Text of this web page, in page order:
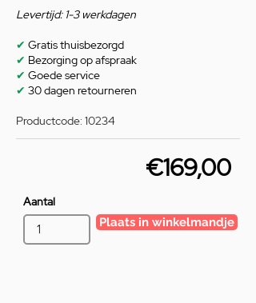
Levertijd: 1-3 werkdagen
✔ Gratis thuisbezorgd
✔ Bezorging op afspraak
✔ Goede service
✔ 30 dagen retourneren
Productcode: 10234
€169,00
Aantal
Plaats in winkelmandje